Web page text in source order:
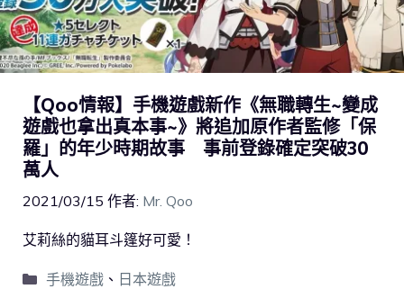
【Qoo情報】手機遊戲新作《無職轉生~變成
遊戲也拿出真本事~》將追加原作者監修「保
羅」的年少時期故事 事前登錄確定突破30
萬人
2021/03/15 作者: Mr. Qoo
艾莉絲的貓耳斗篷好可愛！
手機遊戲、 日本遊戲